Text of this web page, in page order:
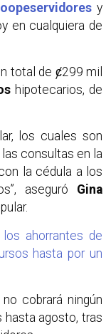
y
en cualquiera de
total de ȼ299 mil
hipotecarios, de
los cuales son
consultas en la
la cédula a los
aseguró Gina
ahorrantes de
hasta por un
cobrará ningún
hasta agosto, tras